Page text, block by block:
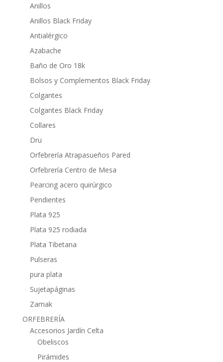
Anillos
Anillos Black Friday
Antialérgico
Azabache
Baño de Oro 18k
Bolsos y Complementos Black Friday
Colgantes
Colgantes Black Friday
Collares
Dru
Orfebrería Atrapasueños Pared
Orfebrería Centro de Mesa
Pearcing acero quirúrgico
Pendientes
Plata 925
Plata 925 rodiada
Plata Tibetana
Pulseras
pura plata
Sujetapáginas
Zamak
ORFEBRERÍA
Accesorios Jardín Celta
Obeliscos
Pirámides